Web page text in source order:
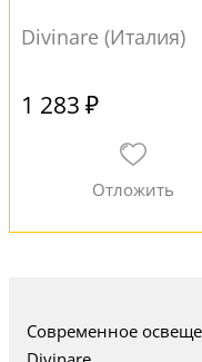
Divinare (Италия)
1 283 ₽
Современное